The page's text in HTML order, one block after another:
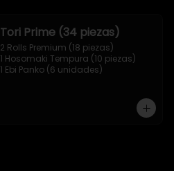
Tori Prime (34 piezas)
2 Rolls Premium (18 piezas)
1 Hosomaki Tempura (10 piezas)
1 Ebi Panko (6 unidades)